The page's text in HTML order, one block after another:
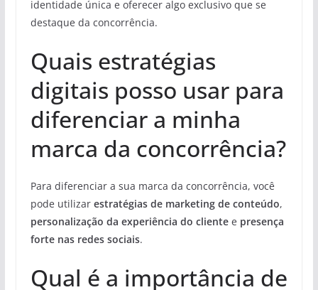
identidade única e oferecer algo exclusivo que se
destaque da concorrência.
Quais estratégias
digitais posso usar para
diferenciar a minha
marca da concorrência?
Para diferenciar a sua marca da concorrência, você
pode utilizar estratégias de marketing de conteúdo,
personalização da experiência do clientee presença
forte nas redes sociais.
Qual é a importância de